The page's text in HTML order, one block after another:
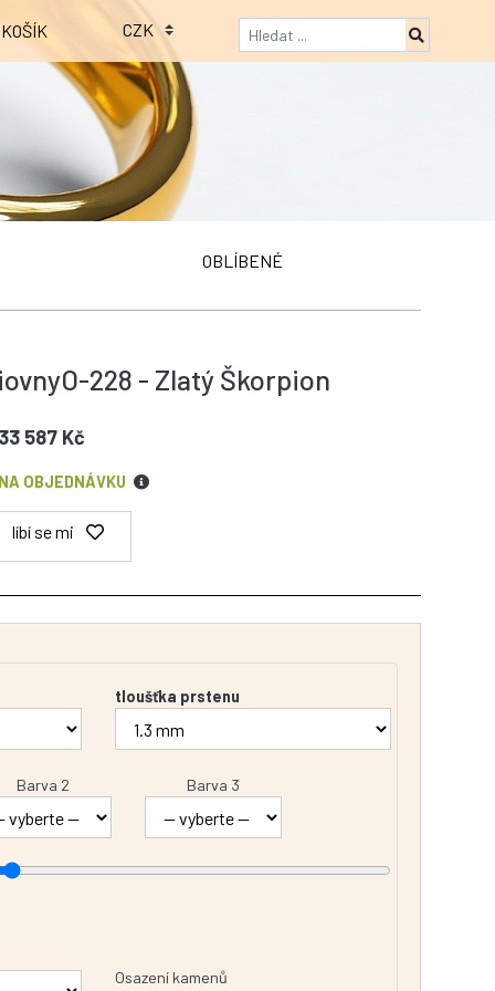
KOŠÍK
OBLÍBENÉ
228 - Zlatý Škorpion
587 Kč
OBJEDNÁVKU
líbí se mi
tloušťka prstenu
Barva 2 Barva 3
Osazení kamenů